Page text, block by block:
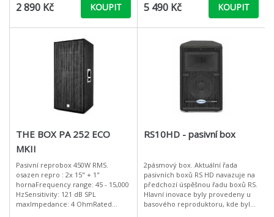
2 890 Kč KOUPIT 5 490 Kč KOUPIT
THE BOX PA 252 ECO
MKII
Pasivní reprobox 450W RMS.
osazen repro : 2x 15" + 1"
hornaFrequency range: 45 - 15,000
HzSensitivity: 121 dB SPL
maxImpedance: 4 OhmRated
RS10HD - pasivní box
2pásmový box. Aktuální řada
pasivních boxů RS HD navazuje na
předchozí úspěšnou řadu boxů RS.
Hlavní inovace byly provedeny u
basového reproduktoru, kde byl